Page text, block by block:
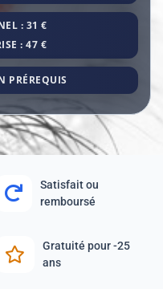
: 31 €
: 47 €
PRÉREQUIS
Satisfait ou
remboursé
Gratuité pour -25
ans